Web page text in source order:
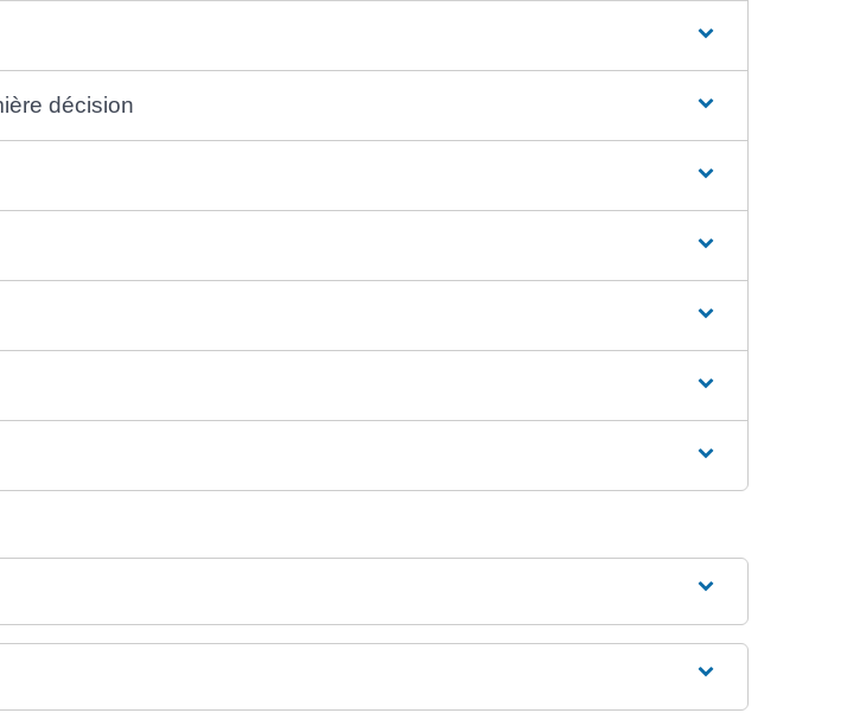
décision